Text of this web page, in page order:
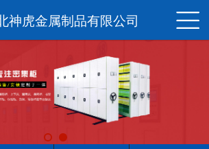
网站首页
产品中心
新闻中心
神虎金属制品有限公司 